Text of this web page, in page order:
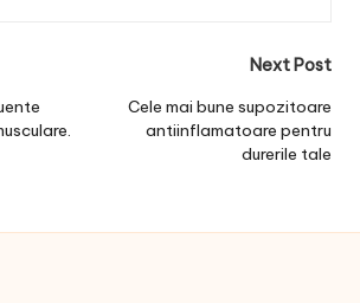
Next Post
Cele mai bune supozitoare
antiinflamatoare pentru
durerile tale